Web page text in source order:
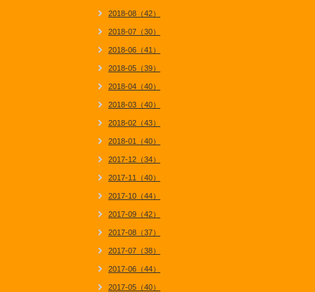
2018-08（42）
2018-07（30）
2018-06（41）
2018-05（39）
2018-04（40）
2018-03（40）
2018-02（43）
2018-01（40）
2017-12（34）
2017-11（40）
2017-10（44）
2017-09（42）
2017-08（37）
2017-07（38）
2017-06（44）
2017-05（40）